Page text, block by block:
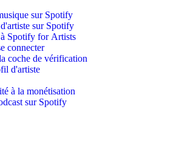
sur Spotify
sur Spotify
Spotify for Artists
connecter
coche de vérification
d'artiste
à la monétisation
sur Spotify